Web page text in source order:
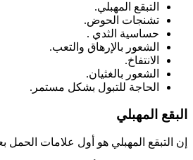
التبقع المهبلي.
تشنجات الحوض.
حساسية الثدي .
الشعور بالإرهاق والتعب.
الانتفاخ.
الشعور بالغثيان.
الحاجة للتبول بشكل مستمر.
البقع المهبلي
إن التبقع المهبلي هو أول علامات